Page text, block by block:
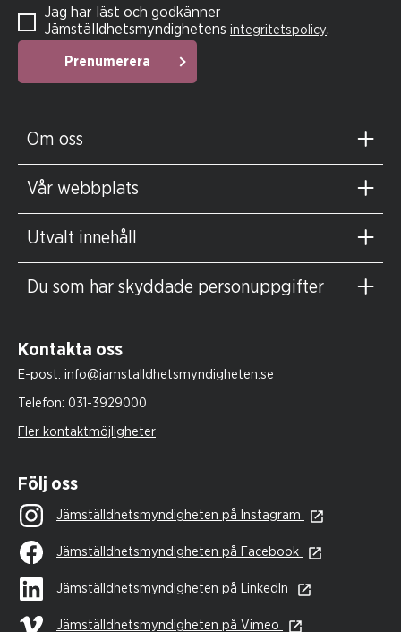
Prenumerera
Jag har läst och godkänner
Jämställdhetsmyndighetens integritetspolicy.
Om oss
Vår webbplats
Utvalt innehåll
Du som har skyddade personuppgifter
Kontakta oss
E-post: info@jamstalldhetsmyndigheten.se
Telefon: 031-3929000
Fler kontaktmöjligheter
Följ oss
Jämställdhetsmyndigheten på Instagram
Jämställdhetsmyndigheten på Facebook
Jämställdhetsmyndigheten på LinkedIn
Jämställdhetsmyndigheten på Vimeo